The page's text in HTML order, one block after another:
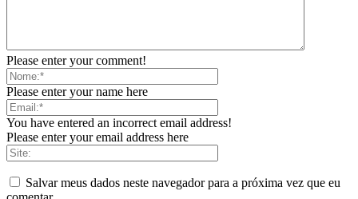
Please enter your comment!
Please enter your name here
You have entered an incorrect email address!
Please enter your email address here
Salvar meus dados neste navegador para a próxima vez que eu